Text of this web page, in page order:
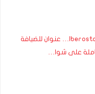
فندق Iberostar Royal El Mansour… عنوان للضيافة
على شوا…